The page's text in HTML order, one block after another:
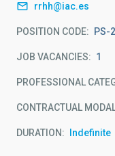
rrhh@iac.es
POSITION CODE PS-
JOB VACANCIES 1
PROFESSIONAL
CONTRACTUAL
DURATION Indefinite